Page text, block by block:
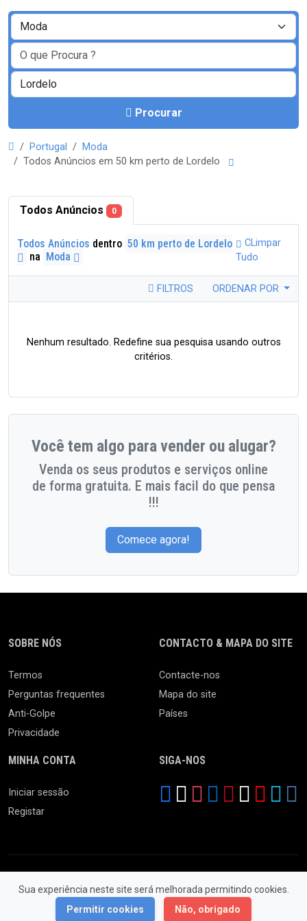
Procurar
Portugal
Moda
Todos Anúncios em 50 km perto de Lordelo
Todos Anúncios 0
Todos Anúncios dentro 50 km perto de Lordelo
na Moda
CLimpar
Tudo
FILTROS ORDENAR POR
Nenhum resultado. Redefine sua pesquisa usando outros
critérios.
Você tem algo para vender ou alugar?
Venda os seus produtos e serviços online
de forma gratuita. E mais facil do que pensa
!!!
Comece agora!
Sua experiência neste site será melhorada permitindo cookies.
Permitir cookies
Não, obrigado
SOBRE NÓS
Termos
Perguntas frequentes
Anti-Golpe
Privacidade
CONTACTO & MAPA DO SITE
Contacte-nos
Mapa do site
Países
MINHA CONTA
Iniciar sessão
Registar
SIGA-NOS
© 2026 Feira da Ladra. Todos os Direitos Reservados.